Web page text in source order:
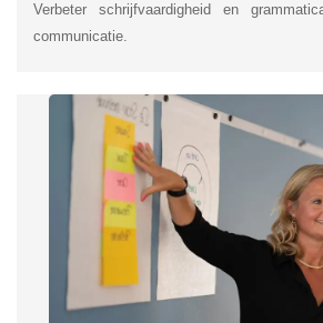
Verbeter schrijfvaardigheid en
communicatie.